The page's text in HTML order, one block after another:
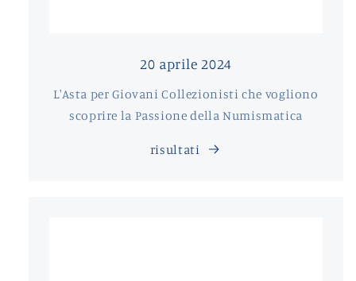
20 aprile 2024
L'Asta per Giovani Collezionisti che vogliono
scoprire la Passione della Numismatica
risultati